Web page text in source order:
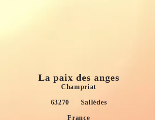
La paix des anges
Champriat
63270 Sallédes
France